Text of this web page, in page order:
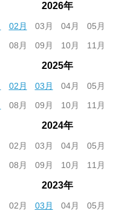
2026年
02月 03月 04月 05月
08月 09月 10月 11月
2025年
02月 03月 04月 05月
08月 09月 10月 11月
2024年
02月 03月 04月 05月
08月 09月 10月 11月
2023年
02月 03月 04月 05月